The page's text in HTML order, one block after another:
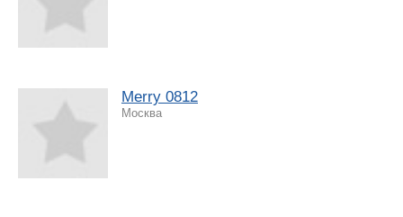
Merry 0812
Москва